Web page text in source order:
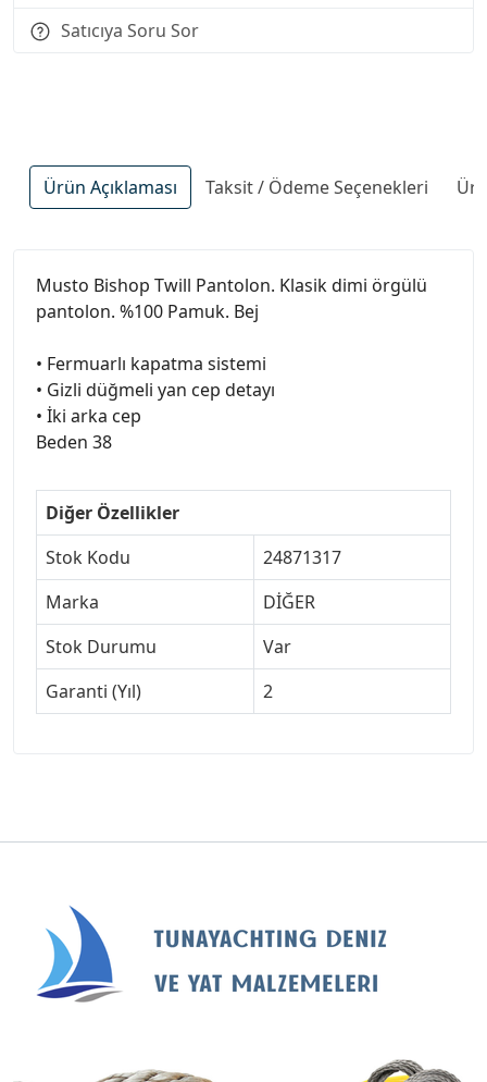
Satıcıya Soru Sor
Ürün Açıklaması Taksit / Ödeme Seçenekleri
Musto Bishop Twill Pantolon. Klasik dimi örgülü
pantolon. %100 Pamuk. Bej
• Fermuarlı kapatma sistemi
• Gizli düğmeli yan cep detayı
• İki arka cep
Beden 38
Diğer Özellikler
Stok Kodu
24871317
Marka
DİĞER
Stok Durumu
Var
Garanti (Yıl)
2